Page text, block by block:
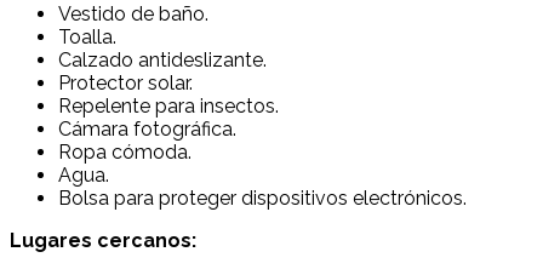
Vestido de baño.
Toalla.
Calzado antideslizante.
Protector solar.
Repelente para insectos.
Cámara fotográfica.
Ropa cómoda.
Agua.
Bolsa para proteger dispositivos electrónicos.
Lugares cercanos: